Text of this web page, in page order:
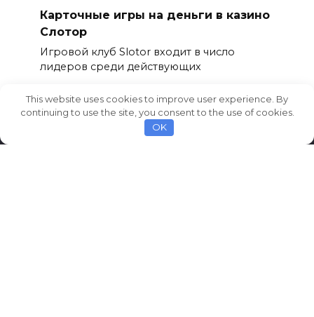
Карточные игры на деньги в казино
Слотор
Игровой клуб Slotor входит в число
лидеров среди действующих
This website uses cookies to improve user experience. By
continuing to use the site, you consent to the use of cookies.
OK